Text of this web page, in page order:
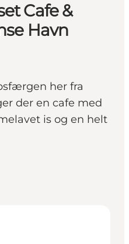
Cafe &
Havn
her fra
der en cafe med
is og en helt